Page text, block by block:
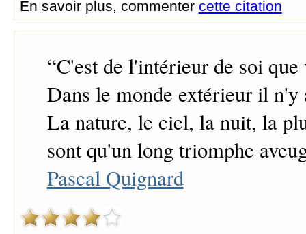
En savoir plus, commenter cette citation
“C'est de l'intérieur de soi
Dans le monde extérieur il n'y
La nature, le ciel, la nuit, la
sont qu'un long triomphe
Pascal Quignard